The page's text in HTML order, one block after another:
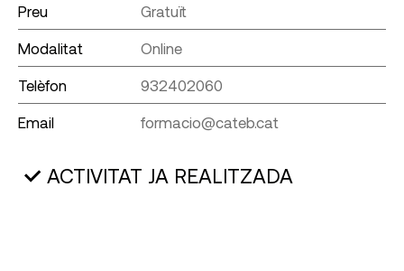
Preu Gratuït
Modalitat Online
Telèfon 932402060
Email formacio@cateb.cat
ACTIVITAT JA REALITZADA